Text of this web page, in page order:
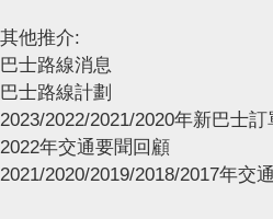
其他推介:
巴士路線消息
巴士路線計劃
2023/2022/2021/2020年新巴士訂
2022年交通要聞回顧
2021/2020/2019/2018/2017年交